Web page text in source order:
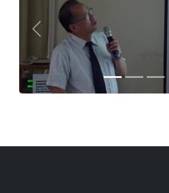
Previous